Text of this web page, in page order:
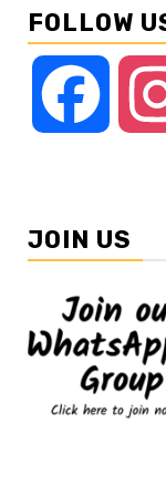
FOLLOW
JOIN US